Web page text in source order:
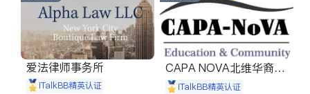
爱法律师事务所
iTalkBB精英认证
CAPA NOVA北维华裔家
长会iTalkBB精英认证